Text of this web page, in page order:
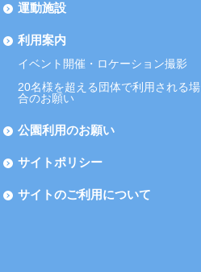
運動施設
利用案内
イベント開催・ロケーション撮影
20名様を超える団体で利用される場
合のお願い
公園利用のお願い
サイトポリシー
サイトのご利用について